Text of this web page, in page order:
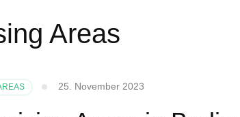
Areas
25. November 2023